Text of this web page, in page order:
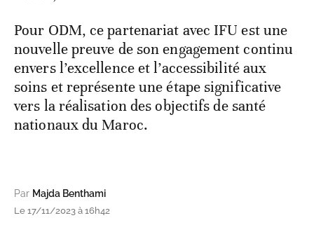
Pour ODM, ce partenariat avec IFU est une
nouvelle preuve de son engagement continu
envers l’excellence et l’accessibilité aux
soins et représente une étape significative
vers la réalisation des objectifs de santé
nationaux du Maroc.
Par Majda Benthami
Le 17/11/2023 à 16h42